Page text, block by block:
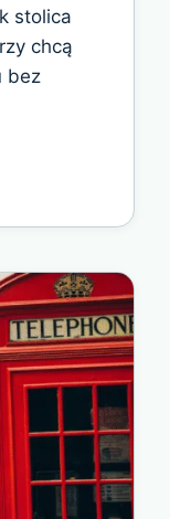
stolica
chcą
bez